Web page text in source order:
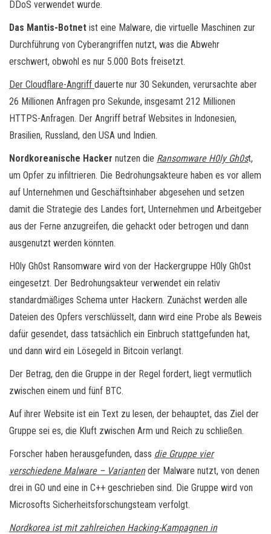
DDoS verwendet wurde.
Das Mantis-Botnet ist eine Malware, die virtuelle Maschinen zur
Durchführung von Cyberangriffen nutzt, was die Abwehr
erschwert, obwohl es nur 5.000 Bots freisetzt.
Der Cloudflare-Angriff dauerte nur 30 Sekunden, verursachte aber
26 Millionen Anfragen pro Sekunde, insgesamt 212 Millionen
HTTPS-Anfragen. Der Angriff betraf Websites in Indonesien,
Brasilien, Russland, den USA und Indien.
Nordkoreanische Hacker nutzen die Ransomware H0ly Gh0st,
um Opfer zu infiltrieren. Die Bedrohungsakteure haben es vor allem
auf Unternehmen und Geschäftsinhaber abgesehen und setzen
damit die Strategie des Landes fort, Unternehmen und Arbeitgeber
aus der Ferne anzugreifen, die gehackt oder betrogen und dann
ausgenutzt werden könnten.
H0ly Gh0st Ransomware wird von der Hackergruppe H0ly Gh0st
eingesetzt. Der Bedrohungsakteur verwendet ein relativ
standardmäßiges Schema unter Hackern. Zunächst werden alle
Dateien des Opfers verschlüsselt, dann wird eine Probe als Beweis
dafür gesendet, dass tatsächlich ein Einbruch stattgefunden hat,
und dann wird ein Lösegeld in Bitcoin verlangt.
Der Betrag, den die Gruppe in der Regel fordert, liegt vermutlich
zwischen einem und fünf BTC.
Auf ihrer Website ist ein Text zu lesen, der behauptet, das Ziel der
Gruppe sei es, die Kluft zwischen Arm und Reich zu schließen.
Forscher haben herausgefunden, dass die Gruppe vier
verschiedene Malware – Variantender Malware nutzt, von denen
drei in GO und eine in C++ geschrieben sind. Die Gruppe wird von
Microsofts Sicherheitsforschungsteam verfolgt.
Nordkorea ist mit zahlreichen Hacking-Kampagnen in